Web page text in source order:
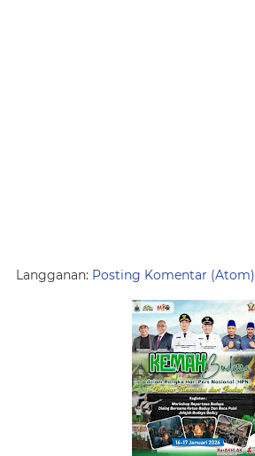
Langganan: Posting Komentar (Atom)